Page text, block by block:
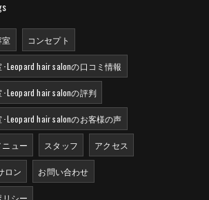
室 コンセプト
Leopard hair salonの口コミ情報
Leopard hair salonの評判
Leopard hair salonのお客様の声
ニュー スタッフ アクセス
ロン お問い合わせ
シー